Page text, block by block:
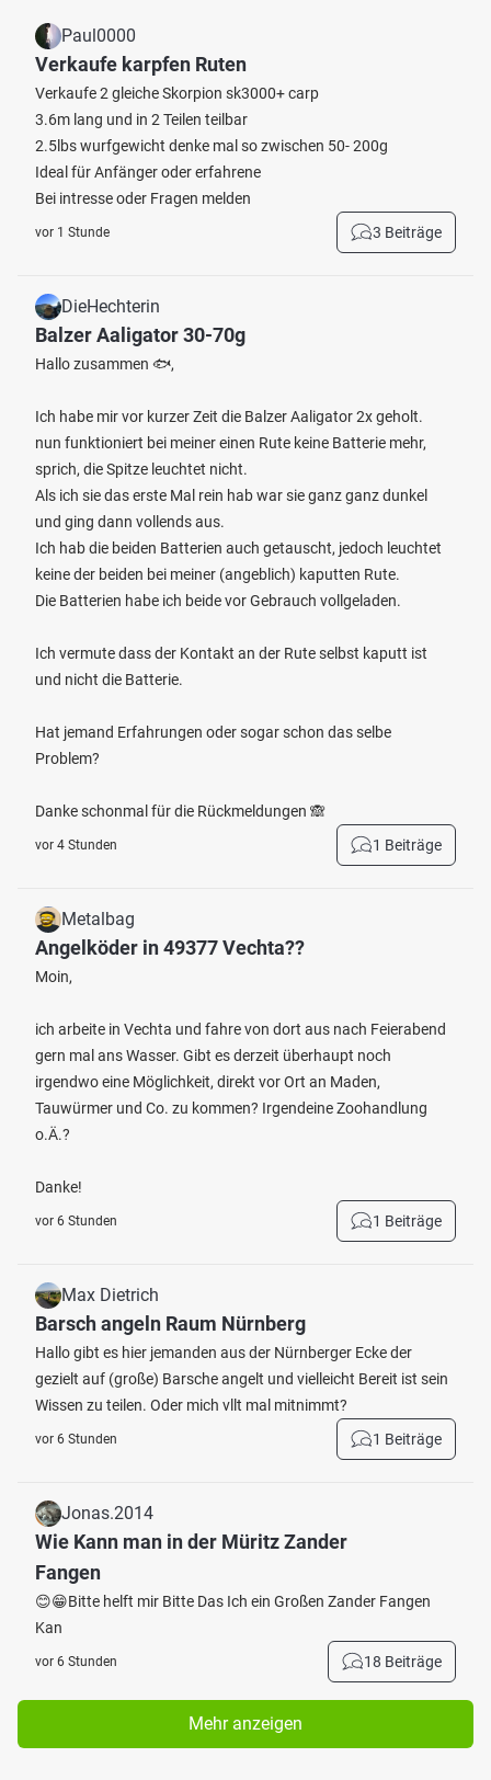
Paul0000
Verkaufe karpfen Ruten
Verkaufe 2 gleiche Skorpion sk3000+ carp
3.6m lang und in 2 Teilen teilbar
2.5lbs wurfgewicht denke mal so zwischen 50- 200g
Ideal für Anfänger oder erfahrene
Bei intresse oder Fragen melden
vor 1 Stunde 3 Beiträge
DieHechterin
Balzer Aaligator 30-70g
Hallo zusammen 🐟,
Ich habe mir vor kurzer Zeit die Balzer Aaligator 2x geholt.
nun funktioniert bei meiner einen Rute keine Batterie mehr,
sprich, die Spitze leuchtet nicht.
Als ich sie das erste Mal rein hab war sie ganz ganz dunkel
und ging dann vollends aus.
Ich hab die beiden Batterien auch getauscht, jedoch leuchtet
keine der beiden bei meiner (angeblich) kaputten Rute.
Die Batterien habe ich beide vor Gebrauch vollgeladen.
Ich vermute dass der Kontakt an der Rute selbst kaputt ist
und nicht die Batterie.
Hat jemand Erfahrungen oder sogar schon das selbe
Problem?
Danke schonmal für die Rückmeldungen 🙈
vor 4 Stunden 1 Beiträge
Metalbag
Angelköder in 49377 Vechta??
Moin,
ich arbeite in Vechta und fahre von dort aus nach Feierabend
gern mal ans Wasser. Gibt es derzeit überhaupt noch
irgendwo eine Möglichkeit, direkt vor Ort an Maden,
Tauwürmer und Co. zu kommen? Irgendeine Zoohandlung
o.Ä.?
Danke!
vor 6 Stunden 1 Beiträge
Max Dietrich
Barsch angeln Raum Nürnberg
Hallo gibt es hier jemanden aus der Nürnberger Ecke der
gezielt auf (große) Barsche angelt und vielleicht Bereit ist sein
Wissen zu teilen. Oder mich vllt mal mitnimmt?
vor 6 Stunden 1 Beiträge
Jonas.2014
Wie Kann man in der Müritz Zander
Fangen
😊😁Bitte helft mir Bitte Das Ich ein Großen Zander Fangen
Kan
vor 6 Stunden 18 Beiträge
Mehr anzeigen